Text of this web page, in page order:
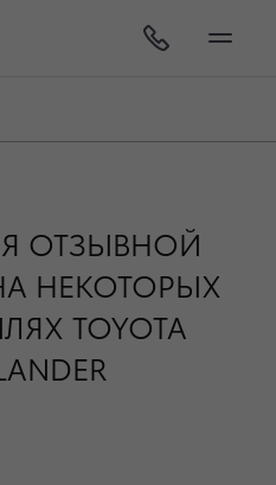
ОТЗЫВНОЙ
НЕКОТОРЫХ
TOYOTA